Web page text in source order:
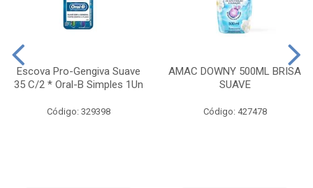
Escova Pro-Gengiva Suave
35 C/2 * Oral-B Simples 1Un
Código: 329398
AMAC DOWNY 500ML BRISA
SUAVE
Código: 427478